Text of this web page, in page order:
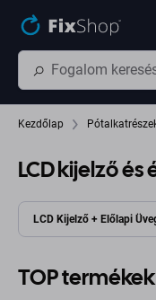
Kezdőlap
LCD kijelző
LCD Kijelző + Előlapi
TOP termékek